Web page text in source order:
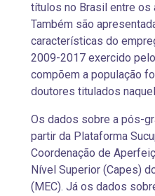
títulos no Brasil entre os
Também são
características do
2009-2017 exercido
compõem a população
doutores titulados
Os dados sobre a pós-
partir da Plataforma
Coordenação de
Nível Superior (Capes)
(MEC). Já os dados